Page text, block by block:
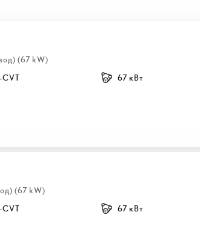
(67 kW)
CVT 67 кВт
(67 kW)
CVT 67 кВт